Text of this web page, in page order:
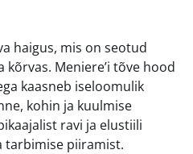
haigus, mis on seotud
Meniere’i tõve hood
kaasneb iseloomulik
kohin ja kuulmise
ravi ja elustiili
tarbimise piiramist.